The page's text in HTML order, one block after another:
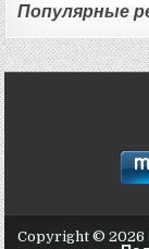
Популярные
Copyright © 2026